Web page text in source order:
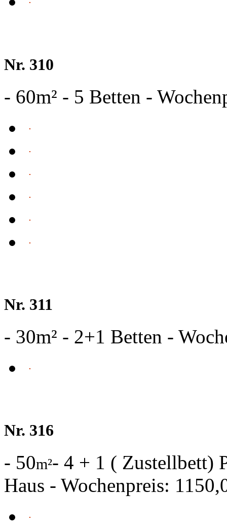
Nr. 310
- 60m² - 5 Betten -
Nr. 311
- 30m² - 2+1 Betten -
Nr. 316
- 50m²- 4 + 1 ( Zustellbett)
Haus - Wochenpreis: